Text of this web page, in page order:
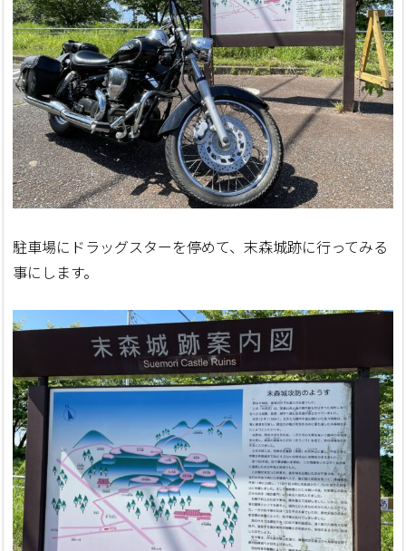
駐車場にドラッグスターを停めて、末森城跡に行ってみる
事にします。